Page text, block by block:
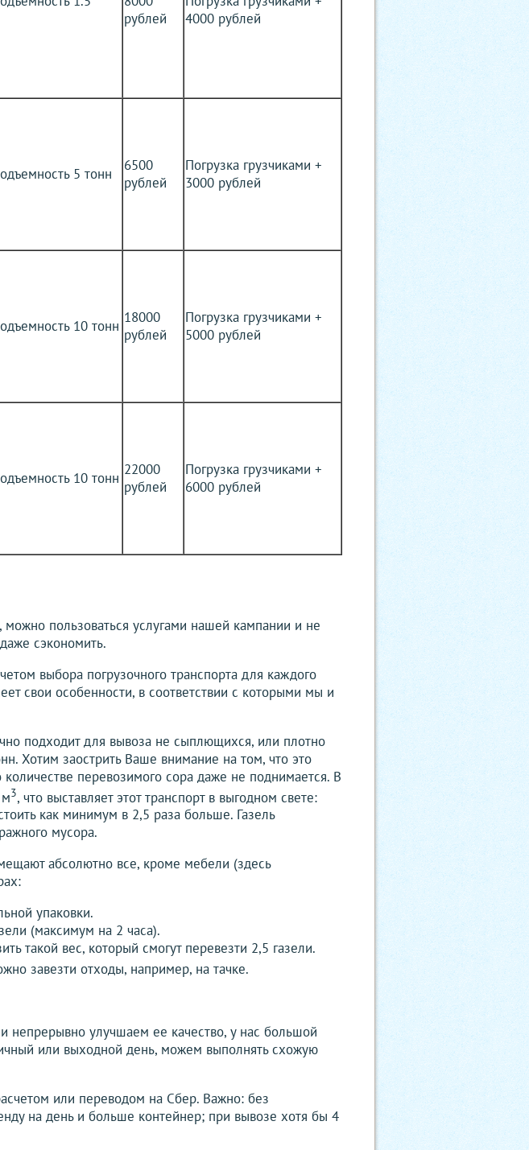
рублей
4000 рублей
5 тонн
6500
рублей
Погрузка грузчиками +
3000 рублей
10 тонн 18000
рублей
Погрузка грузчиками +
5000 рублей
10 тонн 22000
рублей
Погрузка грузчиками +
6000 рублей
пользоваться услугами нашей кампании и не
сэкономить.
выбора погрузочного транспорта для каждого
свои особенности, в соответствии с которыми мы и
подходит для вывоза не сыплющихся, или плотно
Хотим заострить Ваше внимание на том, что это
перевозимого сора даже не поднимается. В
3, что выставляет этот транспорт в выгодном свете:
как минимум в 2,5 раза больше. Газель
мусора.
абсолютно все, кроме мебели (здесь
упаковки.
(максимум на 2 часа).
такой вес, который смогут перевезти 2,5 газели.
завезти отходы, например, на тачке.
непрерывно улучшаем ее качество, у нас большой
или выходной день, можем выполнять схожую
или переводом на Сбер. Важно: без
на день и больше контейнер; при вывозе хотя бы 4